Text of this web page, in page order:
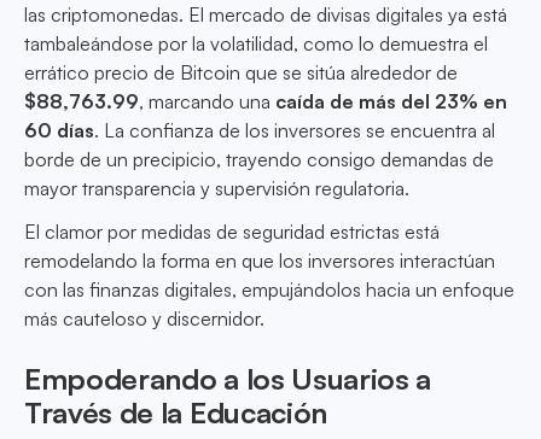
las criptomonedas. El mercado de divisas digitales ya está
tambaleándose por la volatilidad, como lo demuestra el
errático precio de Bitcoin que se sitúa alrededor de
$88,763.99, marcando una caída de más del 23% en
60 días. La confianza de los inversores se encuentra al
borde de un precipicio, trayendo consigo demandas de
mayor transparencia y supervisión regulatoria.
El clamor por medidas de seguridad estrictas está
remodelando la forma en que los inversores interactúan
con las finanzas digitales, empujándolos hacia un enfoque
más cauteloso y discernidor.
Empoderando a los Usuarios a
Través de la Educación